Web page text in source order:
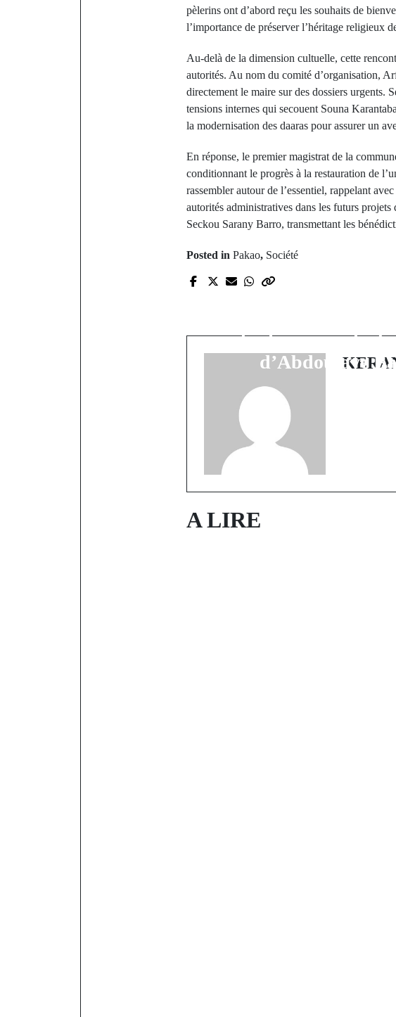
pèlerins ont d’abord reçu les souhaits de
l’importance de préserver l’héritage religieux
Au-delà de la dimension cultuelle, cette
autorités. Au nom du comité d’organisation,
directement le maire sur des dossiers urgents.
tensions internes qui secouent Souna
la modernisation des daaras pour assurer un
En réponse, le premier magistrat de la
conditionnant le progrès à la restauration de
rassembler autour de l’essentiel, rappelant
autorités administratives dans les futurs projets
Seckou Sarany Barro, transmettant les
Posted in Pakao, Société
Drame à l’UCAD :
le choc après le
d’Abdoulaye Ba
A LIRE